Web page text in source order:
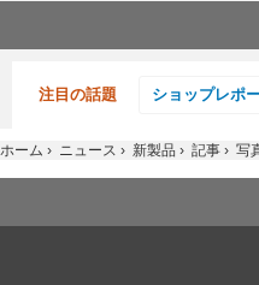
注目の話題 ショップレポ
ホーム › ニュース › 新製品 › 記事 › 写